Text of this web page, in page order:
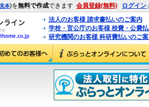
見本)を無料で作成できます 会員登録(無料) ログイン
法人のお客様 請求書払いのご案内
学校・官公庁のお客様 校費・公費
研究機関のお客様 科研費払いのご